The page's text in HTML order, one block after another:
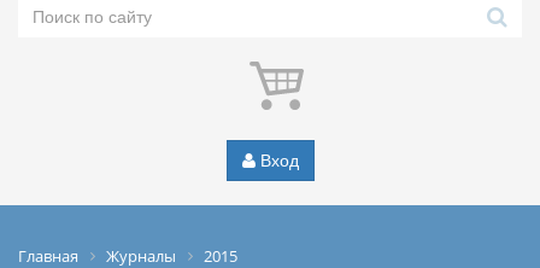
Вход
Главная Журналы
2015